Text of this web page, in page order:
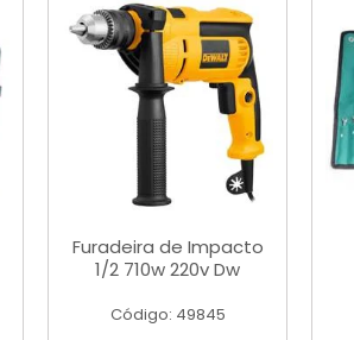
Furadeira de Impacto
1/2 710w 220v Dw
Código: 49845